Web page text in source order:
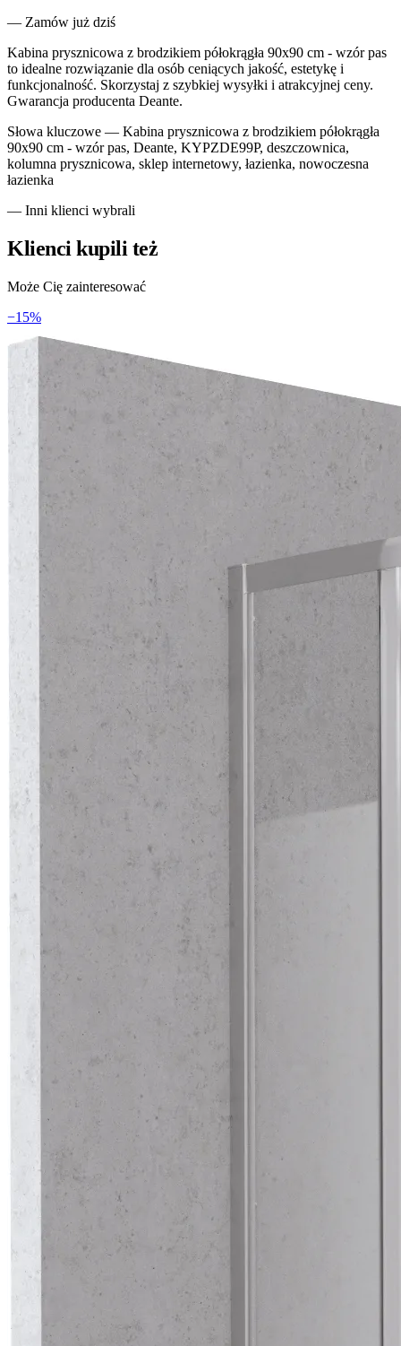
— Zamów już dziś
Kabina prysznicowa z brodzikiem półokrągła 90x90 cm - wzór pas
to idealne rozwiązanie dla osób ceniących jakość, estetykę i
funkcjonalność. Skorzystaj z szybkiej wysyłki i atrakcyjnej ceny.
Gwarancja producenta Deante.
Słowa kluczowe — Kabina prysznicowa z brodzikiem półokrągła
90x90 cm - wzór pas, Deante, KYPZDE99P, deszczownica,
kolumna prysznicowa, sklep internetowy, łazienka, nowoczesna
łazienka
— Inni klienci wybrali
Klienci kupili też
Może Cię zainteresować
−15%